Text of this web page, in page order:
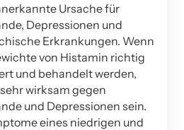
Ursache für
Depressionen und
Erkrankungen. Wenn
von Histamin richtig
und behandelt werden,
wirksam gegen
und Depressionen sein.
eines niedrigen und